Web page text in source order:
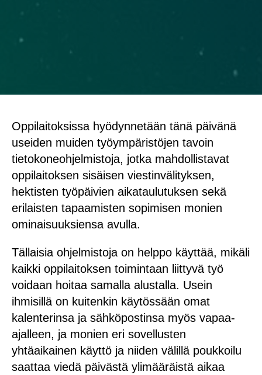
Oppilaitoksissa hyödynnetään tänä päivänä
useiden muiden työympäristöjen tavoin
tietokoneohjelmistoja, jotka mahdollistavat
oppilaitoksen sisäisen viestinvälityksen,
hektisten työpäivien aikataulutuksen sekä
erilaisten tapaamisten sopimisen monien
ominaisuuksiensa avulla.
Tällaisia ohjelmistoja on helppo käyttää, mikäli
kaikki oppilaitoksen toimintaan liittyvä työ
voidaan hoitaa samalla alustalla. Usein
ihmisillä on kuitenkin käytössään omat
kalenterinsa ja sähköpostinsa myös vapaa-
ajalleen, ja monien eri sovellusten
yhtäaikainen käyttö ja niiden välillä poukkoilu
saattaa viedä päivästä ylimääräistä aikaa